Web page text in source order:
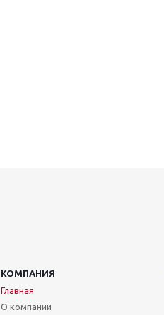
КОМПАНИЯ
Главная
О компании